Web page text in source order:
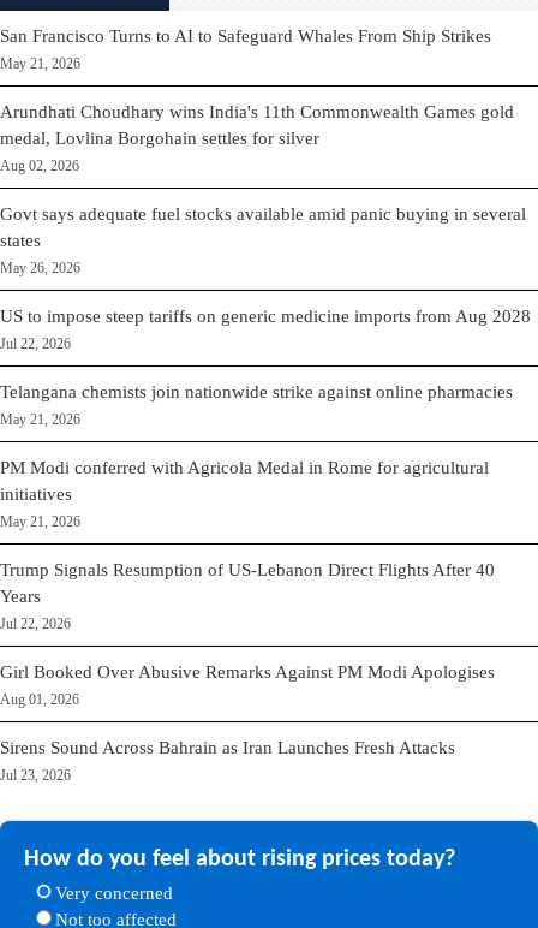
San Francisco Turns to AI to Safeguard Whales From Ship Strikes
May 21, 2026
Arundhati Choudhary wins India's 11th Commonwealth Games gold
medal, Lovlina Borgohain settles for silver
Aug 02, 2026
Govt says adequate fuel stocks available amid panic buying in several
states
May 26, 2026
US to impose steep tariffs on generic medicine imports from Aug 2028
Jul 22, 2026
Telangana chemists join nationwide strike against online pharmacies
May 21, 2026
PM Modi conferred with Agricola Medal in Rome for agricultural
initiatives
May 21, 2026
Trump Signals Resumption of US-Lebanon Direct Flights After 40
Years
Jul 22, 2026
Girl Booked Over Abusive Remarks Against PM Modi Apologises
Aug 01, 2026
Sirens Sound Across Bahrain as Iran Launches Fresh Attacks
Jul 23, 2026
How do you feel about rising prices today?
Very concerned
Not too affected